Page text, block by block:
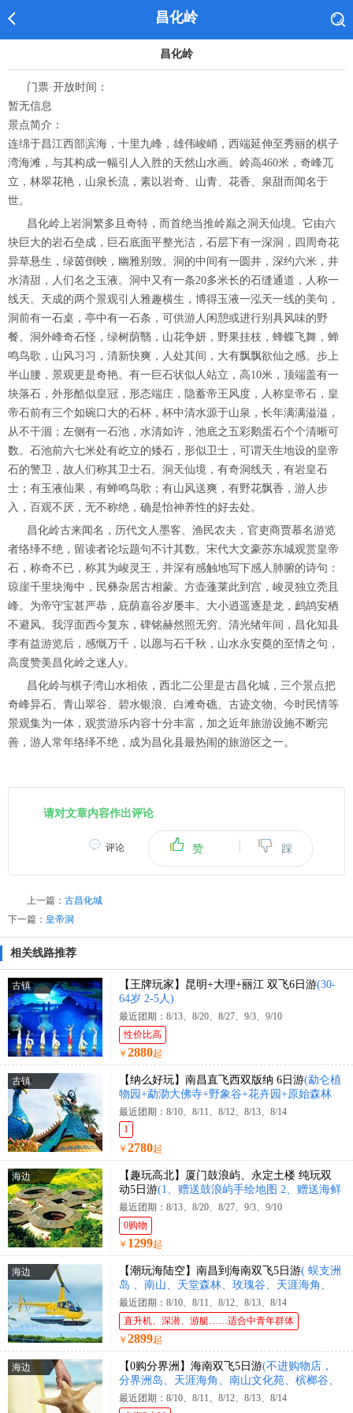
昌化岭
昌化岭
门票·开放时间：
暂无信息
景点简介：
连绵于昌江西部滨海，十里九峰，雄伟峻峭，西端延伸至秀丽的棋子
湾海滩，与其构成一幅引人入胜的天然山水画。岭高460米，奇峰兀
立，林翠花艳，山泉长流，素以岩奇、山青、花香、泉甜而闻名于
世。
昌化岭上岩洞繁多且奇特，而首绝当推岭巅之洞天仙境。它由六
块巨大的岩石垒成，巨石底面平整光洁，石层下有一深洞，四周奇花
异草悬生，绿茵倒映，幽雅别致。洞的中间有一圆井，深约六米，井
水清甜，人们名之玉液。洞中又有一条20多米长的石缝通道，人称一
线天。天成的两个景观引人雅趣横生，博得玉液一泓天一线的美句，
洞前有一石桌，亭中有一石条，可供游人闲憩或进行别具风味的野
餐。洞外峰奇石怪，绿树荫翳，山花争妍，野果挂枝，蜂蝶飞舞，蝉
鸣鸟歌，山风习习，清新快爽，人处其间，大有飘飘欲仙之感。步上
半山腰，景观更是奇艳。有一巨石状似人站立，高10米，顶端盖有一
块落石，外形酷似皇冠，形态端庄，隐蓄帝王风度，人称皇帝石，皇
帝石前有三个如碗口大的石杯，杯中清水源于山泉，长年满满溢溢，
从不干涸；左侧有一石池，水清如许，池底之五彩鹅蛋石个个清晰可
数。石池前六七米处有屹立的矮石，形似卫士，可谓天生地设的皇帝
石的警卫，故人们称其卫士石。洞天仙境，有奇洞线天，有岩皇石
士；有玉液仙果，有蝉鸣鸟歌；有山风送爽，有野花飘香，游人步
入，百观不厌，无不称绝，确是怡神养性的好去处。
昌化岭古来闻名，历代文人墨客、渔民农夫，官吏商贾慕名游览
者络绎不绝，留读者论坛题句不计其数。宋代大文豪苏东城观赏皇帝
石，称奇不已，称其为峻灵王，并深有感触地写下感人肺腑的诗句：
琼崖千里块海中，民彝杂居古相蒙。方壶蓬莱此到宫，峻灵独立秃且
峰。为帝守宝甚严恭，庇荫嘉谷岁屡丰。大小逍遥逐是龙，鹧鸪安栖
不避风。我浮面西今复东，碑铭赫然照无穷。清光绪年间，昌化知县
李有益游览后，感慨万千，以愿与石千秋，山水永安奠的至情之句，
高度赞美昌化岭之迷人y。
昌化岭与棋子湾山水相依，西北二公里是古昌化城，三个景点把
奇峰异石、青山翠谷、碧水银浪、白滩奇礁、古迹文物、今时民情等
景观集为一体，观赏游乐内容十分丰富，加之近年旅游设施不断完
善，游人常年络绎不绝，成为昌化县最热闹的旅游区之一。
请对文章内容作出评论
赞 踩
评论
上一篇： 古昌化城
下一篇： 皇帝洞
相关线路推荐
古镇 【王牌玩家】昆明+大理+丽江 双飞6日游(30-
64岁 2-5人)
最近团期：8/13、8/20、8/27、9/3、9/10
性价比高
￥ 2880起
古镇 【纳么好玩】南昌直飞西双版纳 6日游(勐仑植
物园+勐泐大佛寺+野象谷+花卉园+原始森林
公园+花卉园+曼迈集市+星光夜市)
最近团期：8/10、8/11、8/12、8/13、8/14
1
￥ 2780起
海边
【趣玩高北】厦门鼓浪屿、永定土楼 纯玩双
动5日游(1、赠送鼓浪屿手绘地图 2、赠送海鲜
大咖锅)
最近团期：8/13、8/20、8/27、9/3、9/10
0购物
￥ 1299起
海边 【潮玩海陆空】南昌到海南双飞5日游( 蜈支洲
岛 、南山、天堂森林、玫瑰谷、天涯海角、
直升机体验、豪华游艇出海 )
最近团期：8/10、8/11、8/12、8/13、8/14
直升机、深潜、游艇……适合中青年群体
￥ 2899起
海边 【0购分界洲】海南双飞5日游(不进购物店，
分界洲岛、天涯海角、南山文化苑、槟榔谷、
黎王夜宴)
最近团期：8/10、8/11、8/12、8/13、8/14